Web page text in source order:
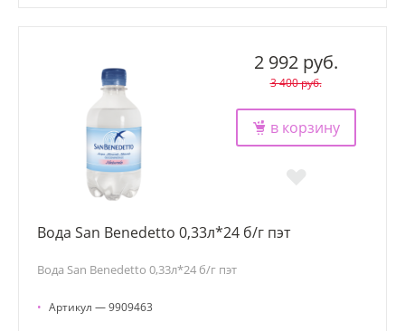
2 992 руб.
3 400 руб.
в корзину
Вода San Benedetto 0,33л*24 б/г пэт
Вода San Benedetto 0,33л*24 б/г пэт
• Артикул — 9909463